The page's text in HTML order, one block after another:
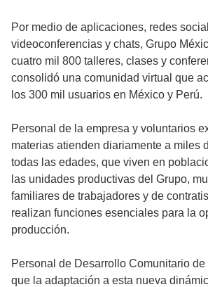
Por medio de aplicaciones, redes
videoconferencias y chats, Grupo
cuatro mil 800 talleres, clases y
consolidó una comunidad virtual que
los 300 mil usuarios en México y Perú.
Personal de la empresa y voluntarios
materias atienden diariamente a miles
todas las edades, que viven en
las unidades productivas del Grupo,
familiares de trabajadores y de
realizan funciones esenciales para la
producción.
Personal de Desarrollo Comunitario
que la adaptación a esta nueva